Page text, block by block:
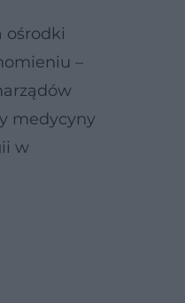
ośrodki
–
medycyny
w